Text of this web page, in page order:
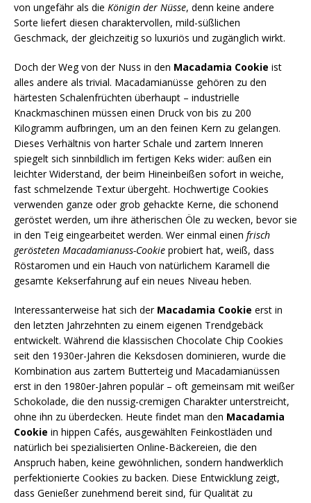
von ungefähr als die Königin der Nüsse, denn keine andere
Sorte liefert diesen charaktervollen, mild-süßlichen
Geschmack, der gleichzeitig so luxuriös und zugänglich wirkt.
Doch der Weg von der Nuss in den Macadamia Cookie ist
alles andere als trivial. Macadamianüsse gehören zu den
härtesten Schalenfrüchten überhaupt – industrielle
Knackmaschinen müssen einen Druck von bis zu 200
Kilogramm aufbringen, um an den feinen Kern zu gelangen.
Dieses Verhältnis von harter Schale und zartem Inneren
spiegelt sich sinnbildlich im fertigen Keks wider: außen ein
leichter Widerstand, der beim Hineinbeißen sofort in weiche,
fast schmelzende Textur übergeht. Hochwertige Cookies
verwenden ganze oder grob gehackte Kerne, die schonend
geröstet werden, um ihre ätherischen Öle zu wecken, bevor sie
in den Teig eingearbeitet werden. Wer einmal einen frisch
gerösteten Macadamianuss-Cookie probiert hat, weiß, dass
Röstaromen und ein Hauch von natürlichem Karamell die
gesamte Kekserfahrung auf ein neues Niveau heben.
Interessanterweise hat sich der Macadamia Cookie erst in
den letzten Jahrzehnten zu einem eigenen Trendgebäck
entwickelt. Während die klassischen Chocolate Chip Cookies
seit den 1930er-Jahren die Keksdosen dominieren, wurde die
Kombination aus zartem Butterteig und Macadamianüssen
erst in den 1980er-Jahren populär – oft gemeinsam mit weißer
Schokolade, die den nussig-cremigen Charakter unterstreicht,
ohne ihn zu überdecken. Heute findet man den Macadamia
Cookie in hippen Cafés, ausgewählten Feinkostläden und
natürlich bei spezialisierten Online-Bäckereien, die den
Anspruch haben, keine gewöhnlichen, sondern handwerklich
perfektionierte Cookies zu backen. Diese Entwicklung zeigt,
dass Genießer zunehmend bereit sind, für Qualität zu